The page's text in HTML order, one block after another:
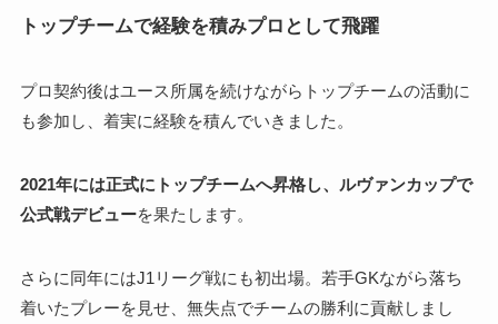
トップチームで経験を積みプロとして飛躍
プロ契約後はユース所属を続けながらトップチームの活動に
も参加し、着実に経験を積んでいきました。
2021年には正式にトップチームへ昇格し、ルヴァンカップで
公式戦デビューを果たします。
さらに同年にはJ1リーグ戦にも初出場。若手GKながら落ち
着いたプレーを見せ、無失点でチームの勝利に貢献しまし